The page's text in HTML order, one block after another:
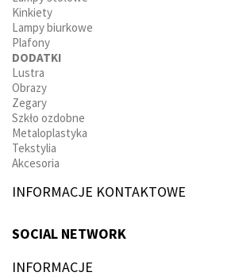
Kinkiety
Lampy biurkowe
Plafony
DODATKI
Lustra
Obrazy
Zegary
Szkło ozdobne
Metaloplastyka
Tekstylia
Akcesoria
INFORMACJE KONTAKTOWE
SOCIAL NETWORK
INFORMACJE